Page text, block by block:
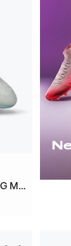
Bota Future 9 Ultimate Brillance FG Mujer